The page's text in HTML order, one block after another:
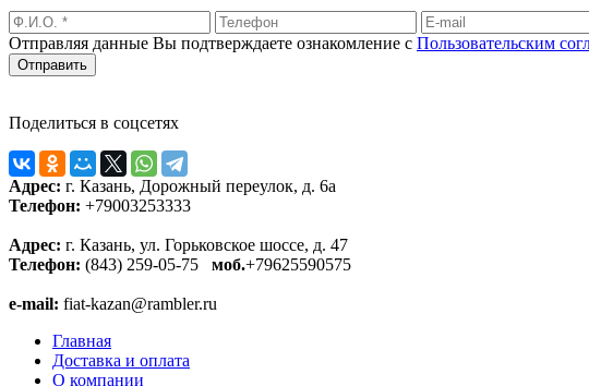
Отправляя данные Вы подтверждаете ознакомление с Пользовательским
Поделиться в соцсетях
Адрес: г. Казань, Дорожный переулок, д. 6а
Телефон: +79003253333
Адрес: г. Казань, ул. Горьковское шоссе, д. 47
Телефон: (843) 259-05-75 моб.+79625590575
e-mail: fiat-kazan@rambler.ru
Главная
Доставка и оплата
О компании